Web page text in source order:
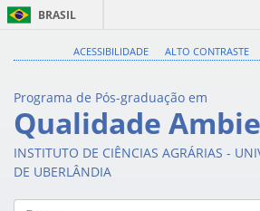
BRASIL
ACESSIBILIDADE ALTO CONTRASTE
Programa de Pós-graduação em
Qualidade
INSTITUTO DE CIÊNCIAS AGRÁRIAS -
DE UBERLÂNDIA